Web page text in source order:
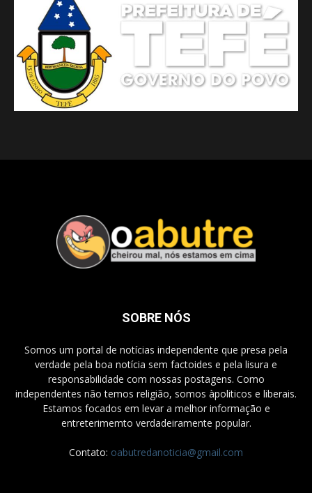
SOBRE NÓS
Somos um portal de notícias independente que presa pela
verdade pela boa notícia sem factoides e pela lisura e
responsabilidade com nossas postagens. Como
independentes não temos religião, somos àpoliticos e liberais.
Estamos focados em levar a melhor informação e
entreterimemto verdadeiramente popular.
Contato: oabutredanoticia@gmail.com